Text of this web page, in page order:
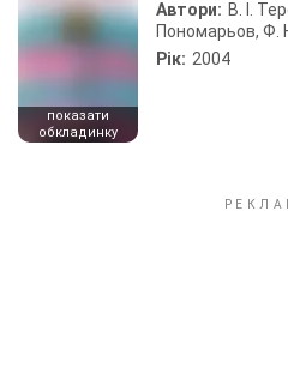
показати
обкладинку
Автори: В. І.
Пономарьов, Ф.
Рік: 2004